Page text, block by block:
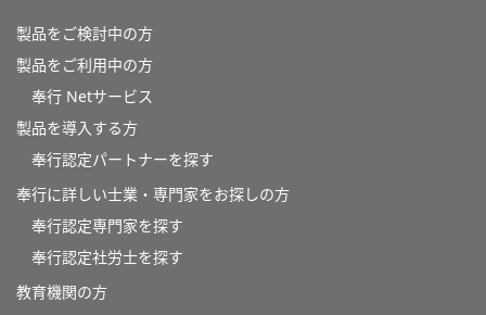
製品をご検討中の方
製品をご利用中の方
奉行 Netサービス
製品を導入する方
奉行認定パートナーを探す
奉行に詳しい士業・専門家をお探しの方
奉行認定専門家を探す
奉行認定社労士を探す
教育機関の方